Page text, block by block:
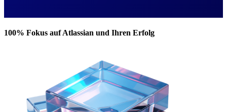
100% Fokus auf Atlassian und Ihren Erfolg